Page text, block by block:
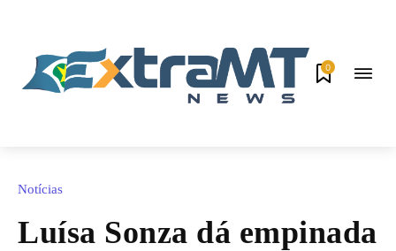
0
Notícias
Luísa Sonza dá empinada